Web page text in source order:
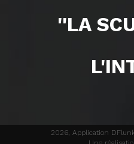
''LA
2026, Application